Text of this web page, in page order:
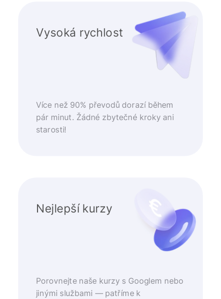
Vysoká rychlost
Více než 90% převodů dorazí během
pár minut. Žádné zbytečné kroky ani
starosti!
Nejlepší kurzy
Porovnejte naše kurzy s Googlem nebo
jinými službami — patříme k